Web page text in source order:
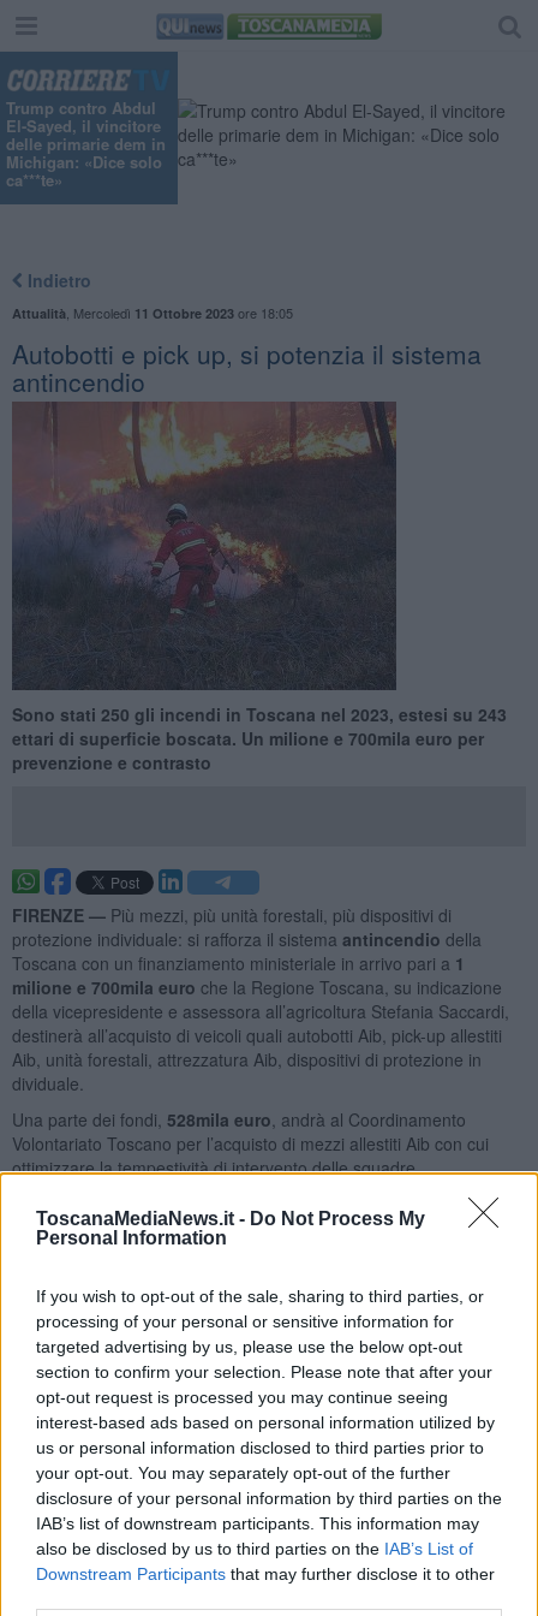
ToscanaMediaNews.it - Do Not Process My
Personal Information
If you wish to opt-out of the sale, sharing to third parties, or
processing of your personal or sensitive information for
targeted advertising by us, please use the below opt-out
section to confirm your selection. Please note that after your
opt-out request is processed you may continue seeing
interest-based ads based on personal information utilized by
us or personal information disclosed to third parties prior to
your opt-out. You may separately opt-out of the further
disclosure of your personal information by third parties on the
IAB’s list of downstream participants. This information may
also be disclosed by us to third parties on the IAB’s List of
Downstream Participants that may further disclose it to other
Trump contro Abdul
El-Sayed, il vincitore
delle primarie dem in
Michigan: «Dice solo
ca***te»
Indietro
Attualità Mercoledì 11 Ottobre 2023ore 18:05
Autobotti e pick up, si potenzia il sistema
antincendio
Sono stati 250 gli incendi in Toscana nel 2023, estesi su 243
ettari di superficie boscata. Un milione e 700mila euro per
prevenzione e contrasto
FIRENZE — Più mezzi, più unità forestali, più dispositivi di
protezione individuale: si rafforza il sistema antincendio della
Toscana con un finanziamento ministeriale in arrivo pari a 1
milione e 700mila euro che la Regione Toscana, su indicazione
della vicepresidente e assessora all’agricoltura Stefania Saccardi,
destinerà all’acquisto di veicoli quali autobotti Aib, pick-up allestiti
Aib, unità forestali, attrezzatura Aib, dispositivi di protezione in
dividuale.
Una parte dei fondi, 528mila euro , andrà al Coordinamento
Volontariato Toscano per l’acquisto di mezzi allestiti Aib con cui
ottimizzare la tempestività di intervento delle squadre.
per la sostituzione di mezzi obsoleti con l’acquisto di nuovi veicoli
specificamente attrezzati per le operazioni di spegnimento e di
bonifica degli incendi boschivi e per l’approntamento di squadre di
operai forestali maggiormente operative.
In particolare è previsto il potenziamento della dotazione di
autobottiper rafforzare il dispositivo di spegnimento che deve
entrare in funzione al verificarsi di incendi pericolosi, così come
definiti dal Piano Aib 2023-2025, ovvero quegli eventi che al loro
insorgere minacciano la pubblica incolumità o presentano un
potenziale rapido accrescimento.
“E’ essenziale il potenziamento delle dotazioni in uso agli enti
competenti e al volontariato Aib per lo svolgimento della lotta